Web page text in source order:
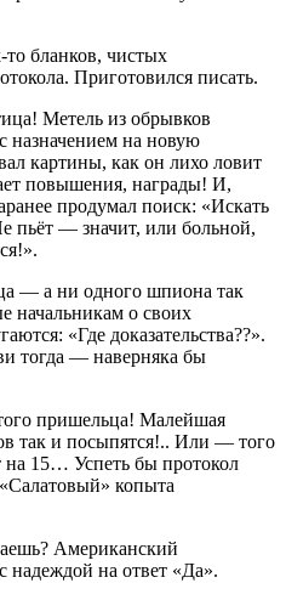
то бланков, чистых
Приготовился писать.
Метель из обрывков
назначением на новую
картины, как он лихо ловит
повышения, награды! И,
продумал поиск: «Искать
пьёт — значит, или больной,
— а ни одного шпиона так
начальникам о своих
«Где доказательства??».
тогда — наверняка бы
пришельца! Малейшая
так и посыпятся!.. Или — того
на 15… Успеть бы протокол
копыта
Американский
на ответ «Да».